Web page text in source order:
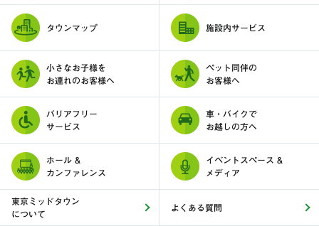
タウンマップ 施設内サービス
小さなお子様を
お連れのお客様へ
ペット同伴の
お客様へ
バリアフリー
サービス
車・バイクで
お越しの方へ
ホール &
カンファレンス
イベントスペース &
メディア
東京ミッドタウン
について
よくある質問